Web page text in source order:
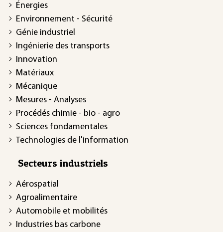
Énergies
Environnement - Sécurité
Génie industriel
Ingénierie des transports
Innovation
Matériaux
Mécanique
Mesures - Analyses
Procédés chimie - bio - agro
Sciences fondamentales
Technologies de l'information
Secteurs industriels
Aérospatial
Agroalimentaire
Automobile et mobilités
Industries bas carbone